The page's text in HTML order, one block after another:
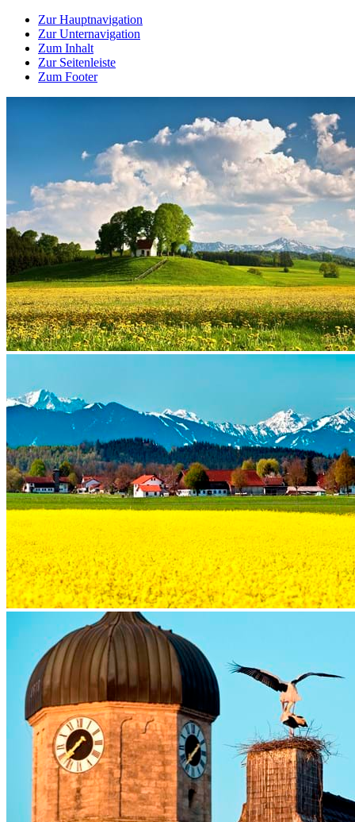
Zur Hauptnavigation
Zur Unternavigation
Zum Inhalt
Zur Seitenleiste
Zum Footer